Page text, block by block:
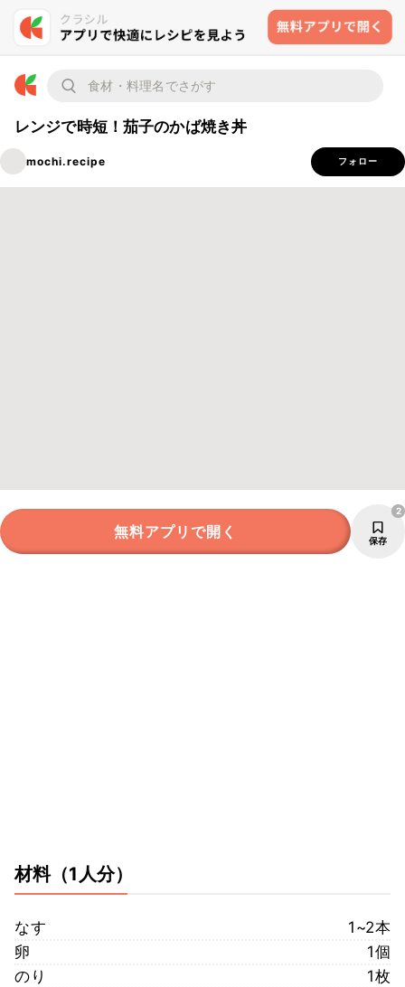
レンジで時短！茄子のかば焼き丼
mochi.recipe フォロー
無料アプリで開く 保存
2
材料（1人分）
なす
1~2本
卵
1個
のり
1枚